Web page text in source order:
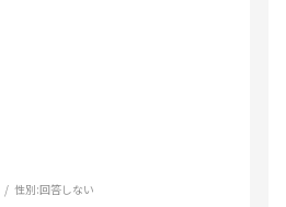
性別:回答しない